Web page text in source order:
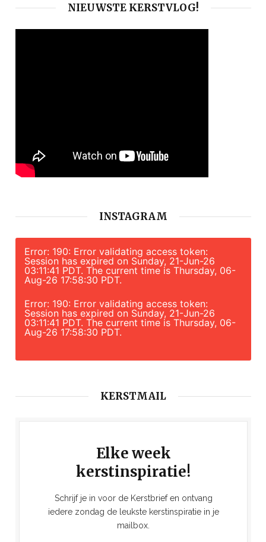
NIEUWSTE KERSTVLOG!
INSTAGRAM
Error: 190: Error validating access token:
Session has expired on Sunday, 21-Jun-26
03:11:41 PDT. The current time is Thursday, 06-
Aug-26 17:58:30 PDT.
Error: 190: Error validating access token:
Session has expired on Sunday, 21-Jun-26
03:11:41 PDT. The current time is Thursday, 06-
Aug-26 17:58:30 PDT.
KERSTMAIL
Elke week
kerstinspiratie!
Schrijf je in voor de Kerstbrief en ontvang
iedere zondag de leukste kerstinspiratie in je
mailbox.